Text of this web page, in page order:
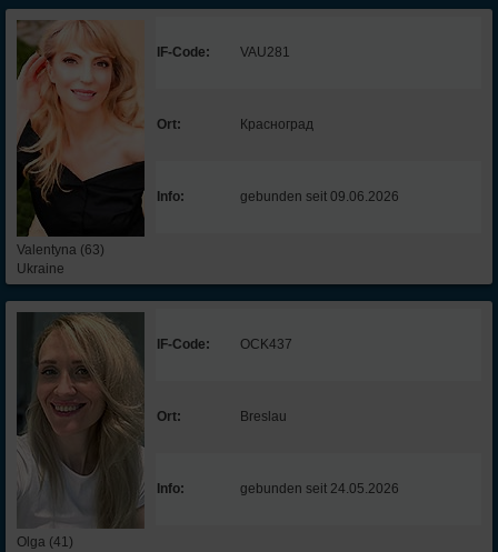
Valentyna (63)
Ukraine
IF-Code: VAU281
Ort: Красноград
Info: gebunden seit 09.06.2026
Olga (41)
IF-Code: OCK437
Ort: Breslau
Info: gebunden seit 24.05.2026